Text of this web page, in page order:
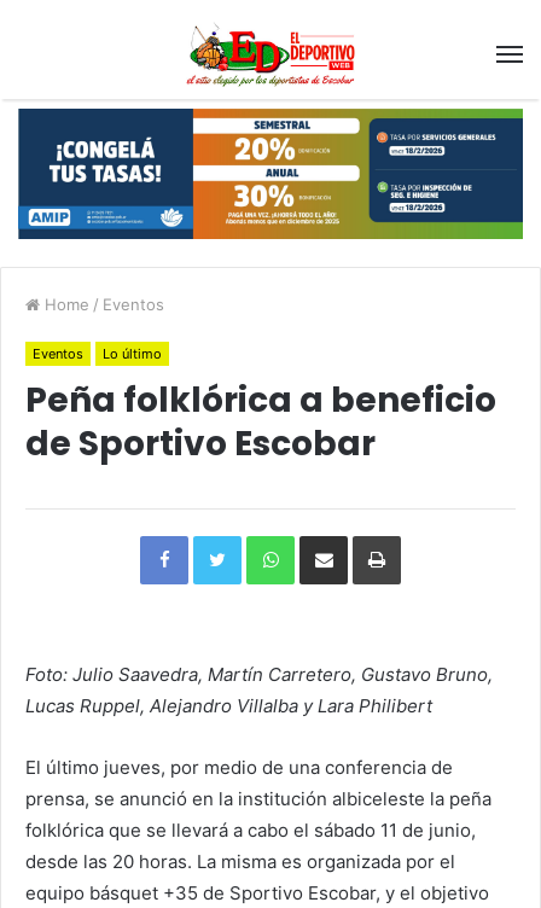
Home / Eventos
Eventos Lo último
Peña folklórica a beneficio
de Sportivo Escobar
FacebookTwitterWhatsAppCompartirImprimir
Foto: Julio Saavedra, Martín Carretero, Gustavo Bruno,
Lucas Ruppel, Alejandro Villalba y Lara Philibert
El último jueves, por medio de una conferencia de
prensa, se anunció en la institución albiceleste la peña
folklórica que se llevará a cabo el sábado 11 de junio,
desde las 20 horas. La misma es organizada por el
equipo básquet +35 de Sportivo Escobar, y el objetivo